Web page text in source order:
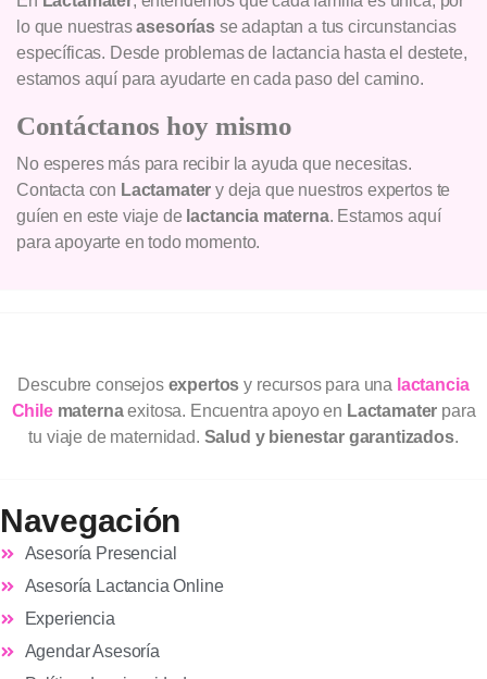
lo que nuestrasasesorías se adaptan a tus circunstancias
específicas. Desde problemas de lactancia hasta el destete,
estamos aquí para ayudarte en cada paso del camino.
Contáctanos hoy mismo
No esperes más para recibir la ayuda que necesitas.
Contacta con Lactamater y deja que nuestros expertos te
guíen en este viaje de lactancia materna. Estamos aquí
para apoyarte en todo momento.
Descubre consejos expertos y recursos para una lactancia
Chilematernaexitosa. Encuentra apoyo en Lactamater para
tu viaje de maternidad. Salud y bienestar garantizados.
Navegación
Asesoría Presencial
Asesoría Lactancia Online
Experiencia
Agendar Asesoría